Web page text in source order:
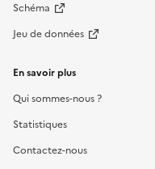
Schéma
Jeu de données
En savoir plus
Qui sommes-nous ?
Statistiques
Contactez-nous